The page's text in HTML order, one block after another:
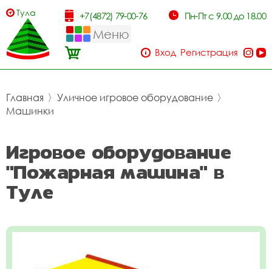
Тула +7(4872) 79-00-76 Пн-Пт с 9.00 до 18.00
Меню
Вход Регистрация
Главная 〉 Уличное игровое оборудование 〉
Машинки
Игровое оборудование
"Пожарная машина" в
Туле